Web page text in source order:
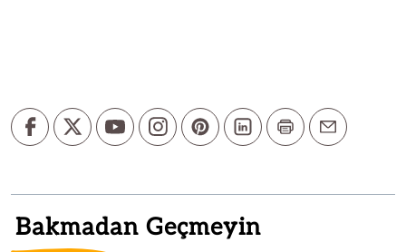
Bakmadan Geçmeyin